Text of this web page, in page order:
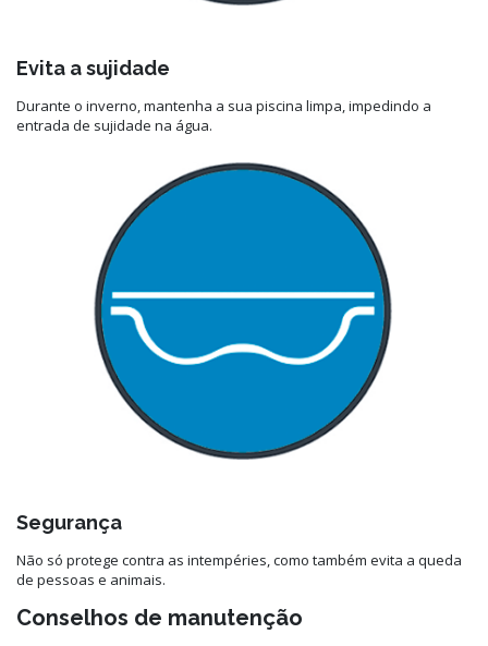
Evita a sujidade
Durante o inverno, mantenha a sua piscina limpa, impedindo a
entrada de sujidade na água.
Segurança
Não só protege contra as intempéries, como também evita a queda
de pessoas e animais.
Conselhos de manutenção